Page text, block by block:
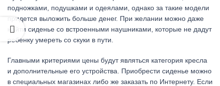
подножками, подушками и одеялами, однако за такие модели
придется выложить больше денег. При желании можно даже
найти сиденье со встроенными наушниками, которые не дадут
ребенку умереть со скуки в пути.
Главными критериями цены будут являться категория кресла
и дополнительные его устройства. Приобрести сиденье можно
в специальных магазинах либо же заказать по Интернету. Если